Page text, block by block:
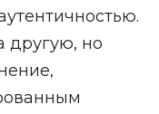
другую, но